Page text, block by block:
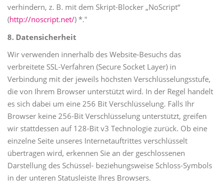
verhindern, z. B. mit dem Skript-Blocker „NoScript“
(http://noscript.net/) *."
8. Datensicherheit
Wir verwenden innerhalb des Website-Besuchs das
verbreitete SSL-Verfahren (Secure Socket Layer) in
Verbindung mit der jeweils höchsten Verschlüsselungsstufe,
die von Ihrem Browser unterstützt wird. In der Regel handelt
es sich dabei um eine 256 Bit Verschlüsselung. Falls Ihr
Browser keine 256-Bit Verschlüsselung unterstützt, greifen
wir stattdessen auf 128-Bit v3 Technologie zurück. Ob eine
einzelne Seite unseres Internetauftrittes verschlüsselt
übertragen wird, erkennen Sie an der geschlossenen
Darstellung des Schüssel- beziehungsweise Schloss-Symbols
in der unteren Statusleiste Ihres Browsers.